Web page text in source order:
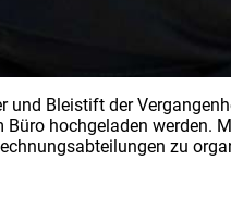
und Bleistift der
hochgeladen werden.
zu